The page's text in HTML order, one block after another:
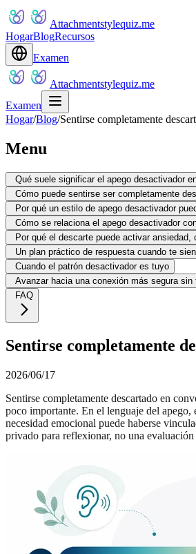
Attachmentstylequiz.me
HogarBlogRecursos
Examen
Attachmentstylequiz.me
Examen
Hogar/Blog/Sentirse completamente
Menu
Qué suele significar el apego desactivador
Cómo puede sentirse ser completamente
Por qué un estilo de apego desactivador
Cómo se relaciona el apego desactivador
Por qué el descarte puede activar ansiedad,
Un plan práctico de respuesta cuando te
Cuando el patrón desactivador es tuyo
Avanzar hacia una conexión más segura
FAQ
Sentirse completamente
2026/06/17
Sentirse completamente descartado en
poco importante. En el lenguaje del
necesidad emocional puede haberse
privado para reflexionar, no una